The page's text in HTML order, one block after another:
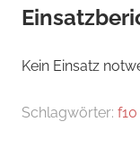
Kein Einsatz
Schlagwörter: f10